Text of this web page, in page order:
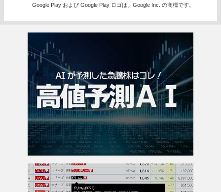
Google Play および Google Play ロゴは、Google Inc. の商標です。